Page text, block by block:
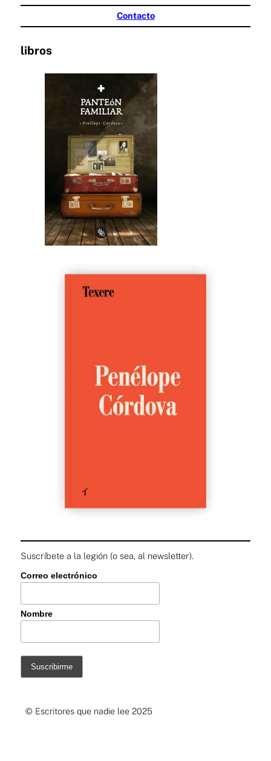
Contacto
libros
Suscríbete a la legión (o sea, al newsletter).
Correo electrónico
Nombre
© Escritores que nadie lee 2025